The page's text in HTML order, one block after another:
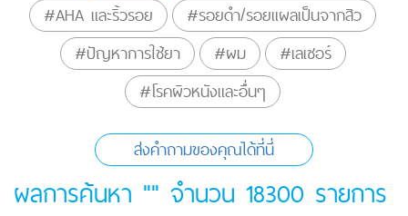
#AHA และริ้วรอย
#รอยดำ/รอยแผลเป็นจากสิว
#ปัญหาการใช้ยา
#ผม
#เลเซอร์
#โรคผิวหนังและอื่นๆ
ส่งคำถามของคุณได้ที่นี่
ผลการค้นหา "" จำนวน 18300 รายการ